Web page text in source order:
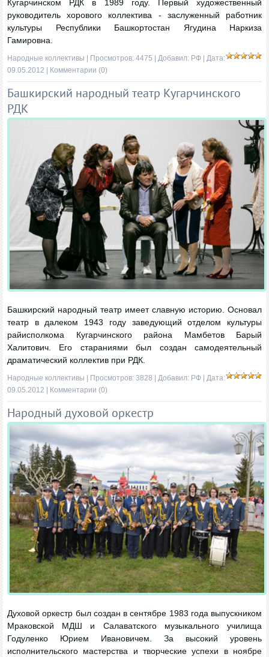
Кугарчинском РДК в 1989 году. Первый художественный
руководитель хорового коллектива - заслуженный работник
культуры Республики Башкортостан Ягудина Наркиза
Гамировна.
Народные коллективы | Просмотров: 4475 | Добавил: РФ | Дата:
09.05.2012
Комментарии (0)
Башкирский народный театр Кугарчинского
РДК
Башкирский народный театр имеет славную историю. Основал
театр в далеком 1943 году заведующий отделом культуры
райисполкома Кугарчинского района Мамбетов Барый
Халитович. Его стараниями был создан самодеятельный
драматический коллектив при РДК.
Народные коллективы | Просмотров: 3828 | Добавил: РФ | Дата:
09.05.2012
Комментарии (0)
Народный духовой оркестр
Духовой оркестр был создан в сентябре 1983 года выпускником
Мраковской МДШ и Салаватского музыкального училища
Годуленко Юрием Ивановичем. За высокий уровень
исполнительского мастерства и творческие успехи в ноябре